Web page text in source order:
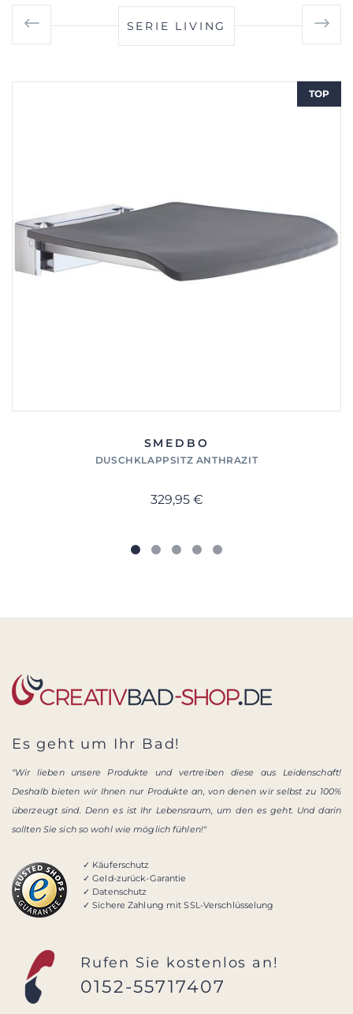
SERIE LIVING
TOP
SMEDBO
DUSCHKLAPPSITZ ANTHRAZIT
329,95 €
Es geht um Ihr Bad!
"Wir lieben unsere Produkte und vertreiben diese aus Leidenschaft!
Deshalb bieten wir Ihnen nur Produkte an, von denen wir selbst zu 100%
überzeugt sind. Denn es ist Ihr Lebensraum, um den es geht. Und darin
sollten Sie sich so wohl wie möglich fühlen!"
✓ Käuferschutz
✓ Geld-zurück-Garantie
✓ Datenschutz
✓ Sichere Zahlung mit SSL-Verschlüsselung
Rufen Sie kostenlos an!
0152-55717407